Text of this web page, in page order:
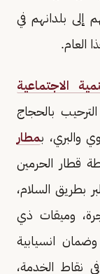
إلى بلدانهم في
العام.
الاجتماعية
بالحجاج
والبري، بمطار
قطار الحرمين
بطريق السلام،
وميقات ذي
انسيابية
نقاط الخدمة،